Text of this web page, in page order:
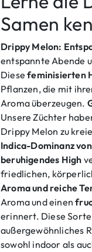
Samen
Drippy Melon:
entspannte Abende
Diesefeminisierten
Pflanzen, die mit
Aroma überzeugen.
Unsere Züchter
Drippy Melon zu
Indica-Dominanz
beruhigendes High
friedlichen,
Aroma und reiche
Aroma und einen
erinnert. Diese
außergewöhnliches
sowohl indoor als